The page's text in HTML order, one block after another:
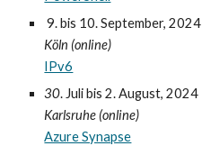
9. bis 10.September, 2024
Köln (online)
IPv6
30. Juli bis 2. August, 2024
Karlsruhe (online)
Azure Synapse